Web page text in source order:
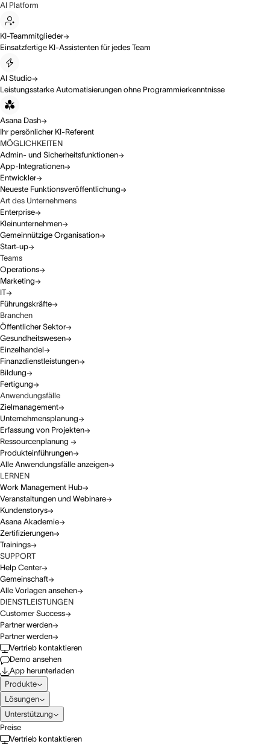
AI Platform
KI-Teammitglieder
Einsatzfertige KI-Assistenten für jedes Team
AI Studio
Leistungsstarke Automatisierungen ohne Programmierkenntnisse
Asana Dash
Ihr persönlicher KI-Referent
MÖGLICHKEITEN
Admin- und Sicherheitsfunktionen
App-Integrationen
Entwickler
Neueste Funktionsveröffentlichung
Art des Unternehmens
Enterprise
Kleinunternehmen
Gemeinnützige Organisation
Start-up
Teams
Operations
Marketing
IT
Führungskräfte
Branchen
Öffentlicher Sektor
Gesundheitswesen
Einzelhandel
Finanzdienstleistungen
Bildung
Fertigung
Anwendungsfälle
Zielmanagement
Unternehmensplanung
Erfassung von Projekten
Ressourcenplanung
Produkteinführungen
Alle Anwendungsfälle anzeigen
LERNEN
Work Management Hub
Veranstaltungen und Webinare
Kundenstorys
Asana Akademie
Zertifizierungen
Trainings
SUPPORT
Help Center
Gemeinschaft
Alle Vorlagen ansehen
DIENSTLEISTUNGEN
Customer Success
Partner werden
Partner werden
Vertrieb kontaktieren
Demo ansehen
App herunterladen
Produkte
Lösungen
Unterstützung
Preise
Vertrieb kontaktieren